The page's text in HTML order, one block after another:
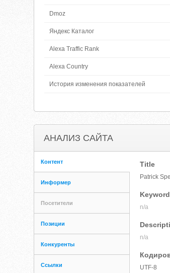
Dmoz
Яндекс Каталог
Alexa Traffic Rank
Alexa Country
История изменения показателей
АНАЛИЗ САЙТА
Контент
Информер
Посетители
Позиции
Конкуренты
Ссылки
Title
Patrick
n/a
n/a
UTF-8